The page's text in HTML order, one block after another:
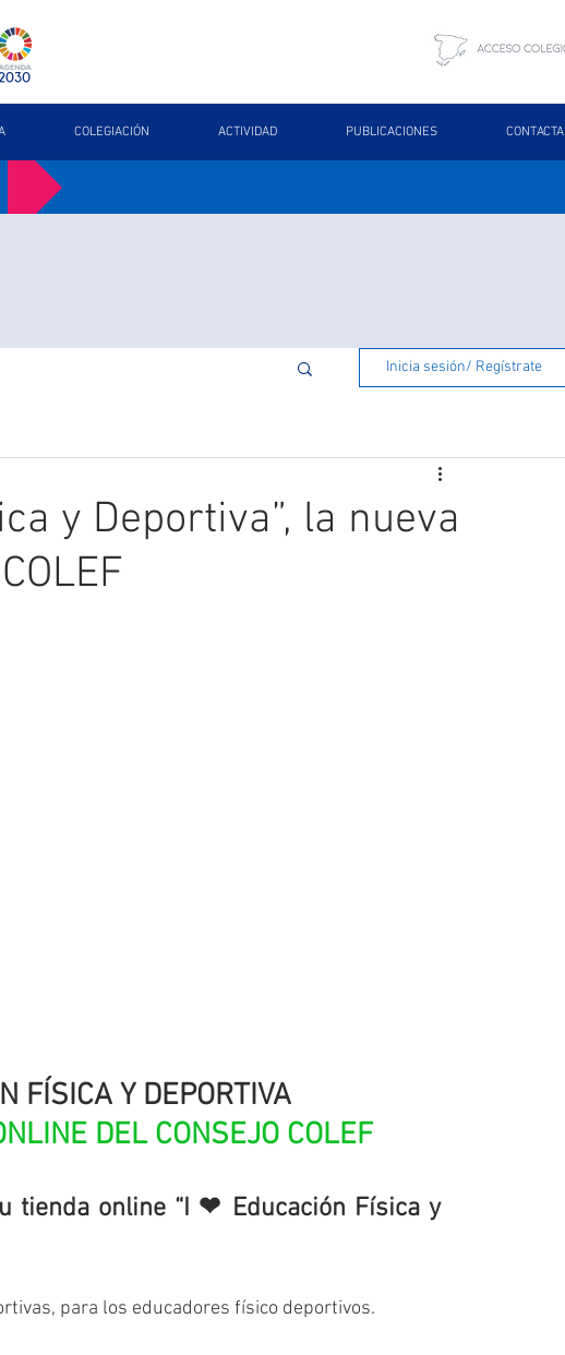
COLEGIACIÓN ACTIVIDAD PUBLICACIONES CONTACTA
Inicia sesión/ Regístrate
y Deportiva”, la nueva
FÍSICA Y DEPORTIVA
DEL CONSEJO COLEF
tienda online “I ❤ Educación Física y
para los educadores físico deportivos.